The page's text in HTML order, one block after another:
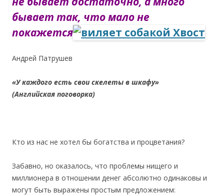
бывает так, что мало не
покажется
Андрей Патрушев
«У каждого есть свои скелеты в шкафу»
(Английская поговорка)
Кто из нас не хотел бы богатства и процветания?
Забавно, но оказалось, что проблемы нищего и
миллионера в отношении денег абсолютно одинаковы и
могут быть выражены простым предложением: